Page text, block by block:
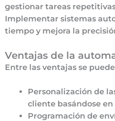
gestionar tareas
Implementar sistemas
tiempo y mejora la
Ventajas de la
Entre las ventajas se
Personalización de
cliente basándose
Programación de